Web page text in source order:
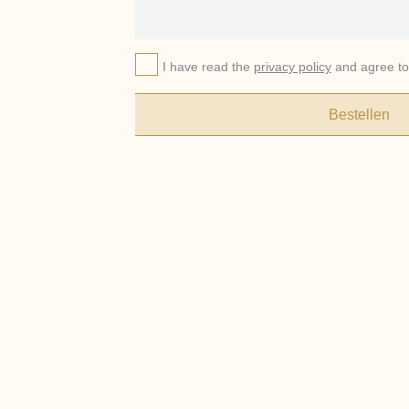
I have read the privacy policyand agree
Bestellen